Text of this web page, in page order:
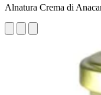
Alnatura Crema di